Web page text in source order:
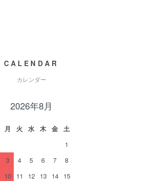
CALENDAR
カレンダー
2026年8月
月 火 水 木 金
土
1
3 4 5 6 7
8
10 11 12 13 14
15